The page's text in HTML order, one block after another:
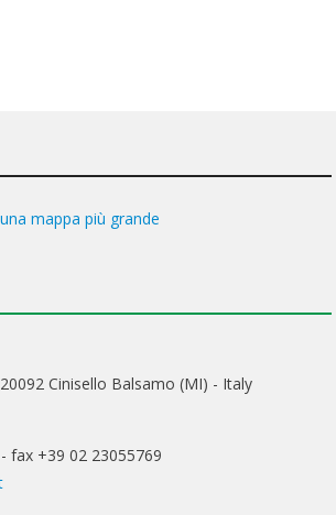
Cinisello Balsamo (MI) - Italy
fax +39 02 23055769